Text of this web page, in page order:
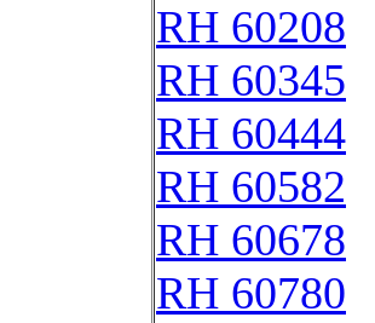
RH 60208
RH 60345
RH 60444
RH 60582
RH 60678
RH 60780